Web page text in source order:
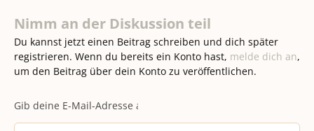
Nimm an der Diskussion teil
Du kannst jetzt einen Beitrag schreiben und dich später
registrieren. Wenn du bereits ein Konto hast, melde dich an,
um den Beitrag über dein Konto zu veröffentlichen.